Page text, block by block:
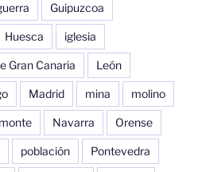
Guipuzcoa
Huesca iglesia
Gran Canaria León
Madrid mina molino
monte Navarra Orense
población Pontevedra